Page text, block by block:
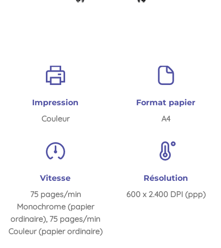
Impression
Couleur
Format papier
A4
Vitesse
75 pages/min
Monochrome (papier
ordinaire), 75 pages/min
Couleur (papier ordinaire)
Résolution
600 x 2.400 DPI (ppp)